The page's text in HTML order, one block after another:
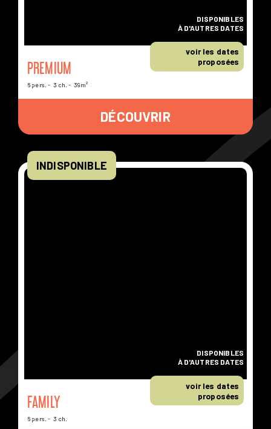
PREMIUM
6 pers. 3 ch. 39m²
DISPONIBLES
À D'AUTRES DATES
voir les dates
proposées
DÉCOUVRIR
INDISPONIBLE
FAMILY
6 pers. 3 ch.
DISPONIBLES
À D'AUTRES DATES
voir les dates
proposées